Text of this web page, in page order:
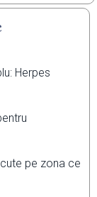
Herpes
pe zona ce